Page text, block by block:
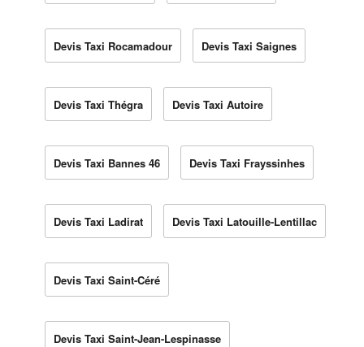
Devis Taxi Rocamadour Devis Taxi Saignes
Devis Taxi Thégra Devis Taxi Autoire
Devis Taxi Bannes 46 Devis Taxi Frayssinhes
Devis Taxi Ladirat Devis Taxi Latouille-Lentillac
Devis Taxi Saint-Céré
Devis Taxi Saint-Jean-Lespinasse